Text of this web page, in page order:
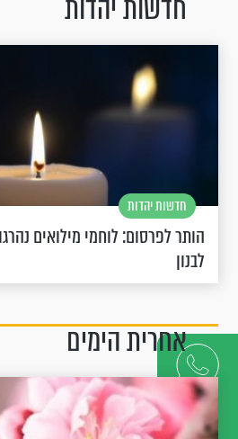
דברו
איתנו
חדשות יהדות
חדשות יהדות
הותר לפרסום: לוחמי מילואים
לבנון
אחרית הימים